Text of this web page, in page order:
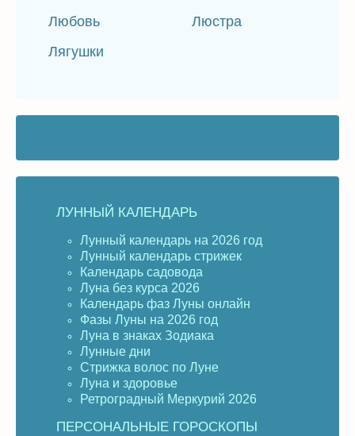
Любовь
Люстра
Лягушки
ЛУННЫЙ КАЛЕНДАРЬ
Лунный календарь на 2026 год
Лунный календарь стрижек
Календарь садовода
Луна без курса 2026
Календарь фаз Луны онлайн
Фазы Луны на 2026 год
Луна в знаках Зодиака
Лунные дни
Стрижка волос по Луне
Луна и здоровье
Ретроградный Меркурий 2026
ПЕРСОНАЛЬНЫЕ ГОРОСКОПЫ